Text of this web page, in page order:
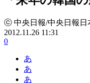
ⓒ 中央日報/中央日報日
2012.11.26 11:31
0
あ
あ
あ